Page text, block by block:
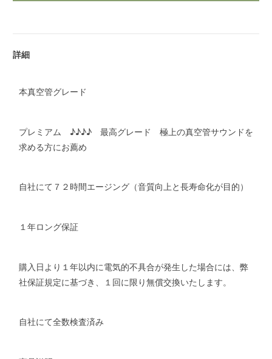
詳細
本真空管グレード
プレミアム ♪♪♪♪ 最高グレード 極上の真空管サウンドを
求める方にお薦め
自社にて７２時間エージング（音質向上と長寿命化が目的）
１年ロング保証
購入日より１年以内に電気的不具合が発生した場合には、弊
社保証規定に基づき、１回に限り無償交換いたします。
自社にて全数検査済み